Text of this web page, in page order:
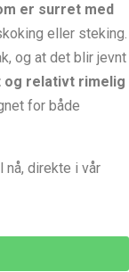
er surret med
eller steking.
og at det blir jevnt
og relativt rimelig
for både
nå, direkte i vår